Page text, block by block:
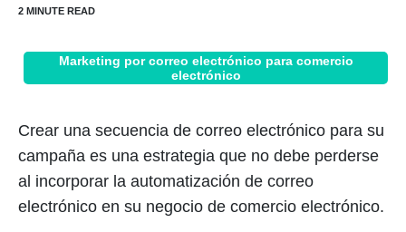
Marketing por correo electrónico para comercio
electrónico
Crear una secuencia de correo electrónico para su
campaña es una estrategia que no debe perderse
al incorporar la automatización de correo
electrónico en su negocio de comercio electrónico.